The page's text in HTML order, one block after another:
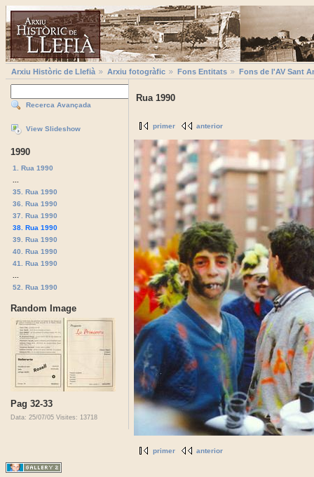
Arxiu Històric de Llefià Arxiu fotogràfic Fons Entitats Fons de l'AV Sant
Recerca Avançada
View Slideshow
1990
1. Rua 1990
35. Rua 1990
36. Rua 1990
37. Rua 1990
38. Rua 1990
39. Rua 1990
40. Rua 1990
41. Rua 1990
52. Rua 1990
Random Image
Pag 32-33
Data: 25/07/05 Visites: 13718
Rua 1990
primer anterior
primer anterior